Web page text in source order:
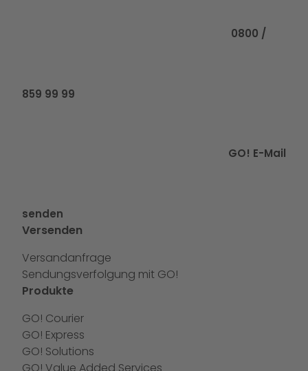
0800 /
859 99 99
GO! E-Mail
senden
Versenden
Versandanfrage
Sendungsverfolgung mit GO!
Produkte
GO! Courier
GO! Express
GO! Solutions